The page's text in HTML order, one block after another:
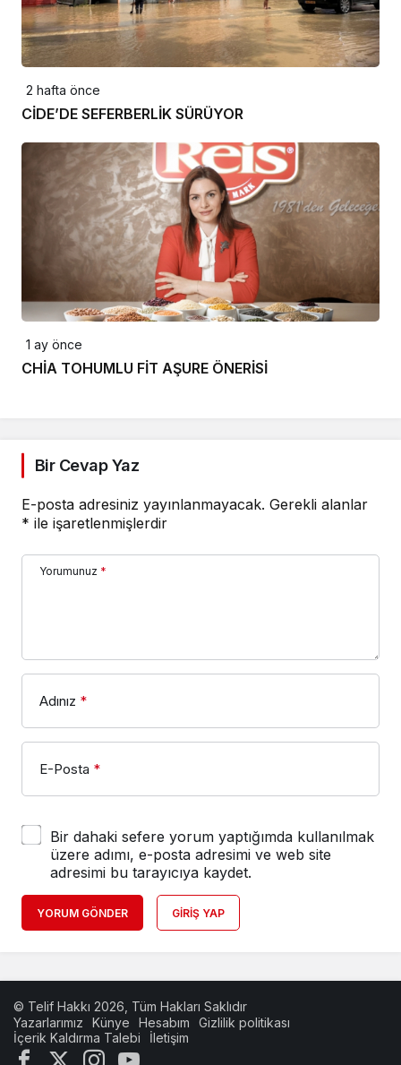
2 hafta önce
CİDE’DE SEFERBERLİK SÜRÜYOR
1 ay önce
CHİA TOHUMLU FİT AŞURE ÖNERİSİ
Bir Cevap Yaz
E-posta adresiniz yayınlanmayacak. Gerekli alanlar
* ile işaretlenmişlerdir
Yorumunuz *
Adınız *
E-Posta *
Bir dahaki sefere yorum yaptığımda kullanılmak
üzere adımı, e-posta adresimi ve web site
adresimi bu tarayıcıya kaydet.
YORUM GÖNDER GIRIŞ YAP
© Telif Hakkı 2026, Tüm Hakları Saklıdır
Yazarlarımız
Künye Hesabım
Gizlilik politikası
İçerik Kaldırma Talebi
İletişim